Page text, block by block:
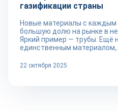
газификации страны
Новые материалы с каждым
большую долю на рынке в
Яркий пример — трубы. Ещё
единственным материалом,...
22 октября 2025